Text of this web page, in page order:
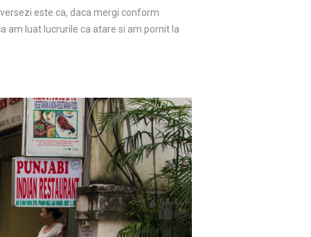
este ca, daca mergi conform
am luat lucrurile ca atare si am pornit la